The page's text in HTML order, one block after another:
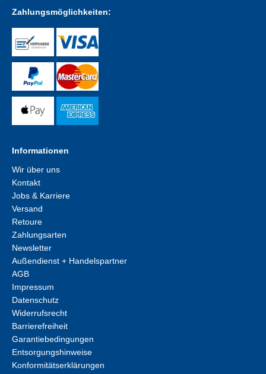
Zahlungsmöglichkeiten:
Informationen
Wir über uns
Kontakt
Jobs & Karriere
Versand
Retoure
Zahlungsarten
Newsletter
Außendienst + Handelspartner
AGB
Impressum
Datenschutz
Widerrufsrecht
Barrierefreiheit
Garantiebedingungen
Entsorgungshinweise
Konformitätserklärungen